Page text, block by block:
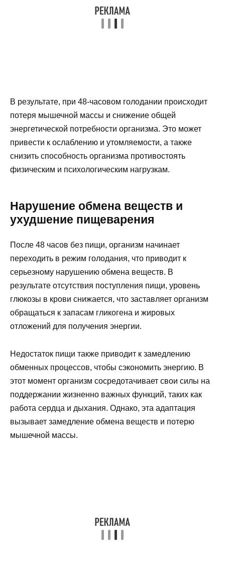
В результате, при 48-часовом голодании происходит
потеря мышечной массы и снижение общей
энергетической потребности организма. Это может
привести к ослаблению и утомляемости, а также
снизить способность организма противостоять
физическим и психологическим нагрузкам.
Нарушение обмена веществ и
ухудшение пищеварения
После 48 часов без пищи, организм начинает
переходить в режим голодания, что приводит к
серьезному нарушению обмена веществ. В
результате отсутствия поступления пищи, уровень
глюкозы в крови снижается, что заставляет организм
обращаться к запасам гликогена и жировых
отложений для получения энергии.
Недостаток пищи также приводит к замедлению
обменных процессов, чтобы сэкономить энергию. В
этот момент организм сосредотачивает свои силы на
поддержании жизненно важных функций, таких как
работа сердца и дыхания. Однако, эта адаптация
вызывает замедление обмена веществ и потерю
мышечной массы.